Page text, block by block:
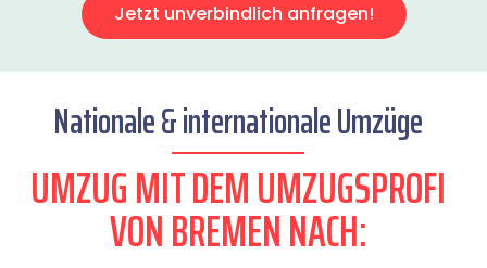
Jetzt unverbindlich anfragen!
Nationale & internationale Umzüge
UMZUG MIT DEM UMZUGSPROFI
VON BREMEN NACH: